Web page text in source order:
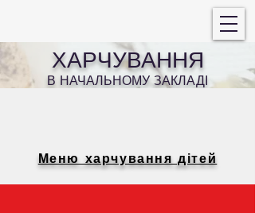
ХАРЧУВАННЯ
В НАЧАЛЬНОМУ ЗАКЛАДІ
Меню харчування дітей